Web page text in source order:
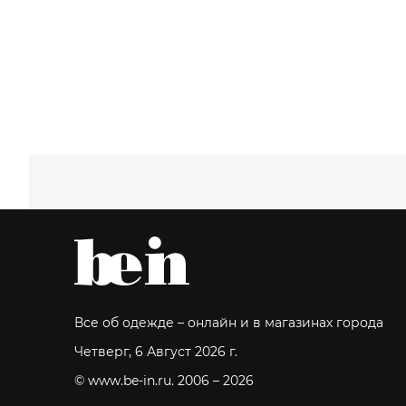
Все об одежде – онлайн и в магазинах города
Четверг, 6 Август 2026 г.
© www.be-in.ru. 2006 – 2026